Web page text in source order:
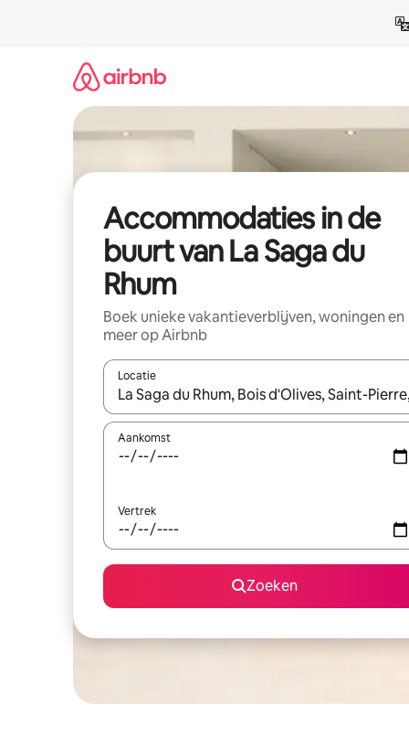
Accommodaties in de
buurt van La Saga du
Rhum
Boek unieke vakantieverblijven, woningen en
meer op Airbnb
Locatie
Wanneer er resultaten beschikbaar zijn, maak
Aankomst
Vertrek
Zoeken